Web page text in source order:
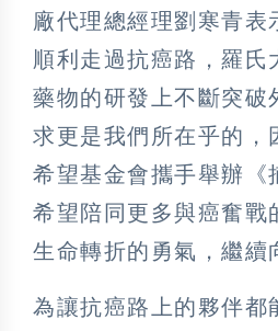
廠代理總經理劉寒青表
順利走過抗癌路，羅氏
藥物的研發上不斷突破
求更是我們所在乎的，
希望基金會攜手舉辦《
希望陪同更多與癌奮戰
生命轉折的勇氣，繼續
為讓抗癌路上的夥伴都